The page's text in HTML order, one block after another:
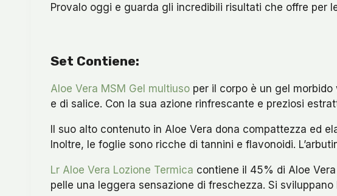
Provalo oggi e guarda gli incredibili risultati che offre per
Set Contiene:
Aloe Vera MSM Gel multiuso per il corpo è un gel
e di salice. Con la sua azione rinfrescante e preziosi
Il suo alto contenuto in Aloe Vera dona compattezza ed
Inoltre, le foglie sono ricche di tannini e flavonoidi.
Lr Aloe Vera Lozione Termica contiene il 45% di Aloe
pelle una leggera sensazione di freschezza. Si